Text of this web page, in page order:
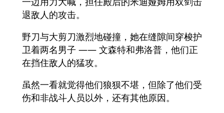
退敌人的攻击。
野刀与大剪刀激烈地碰撞，她在缝隙间穿梭护
卫着两名男子 —— 文森特和弗洛普，他们正
在挡住敌人的猛攻。
虽然一看就觉得他们狼狈不堪，但除了他们受
伤和非战斗人员以外，还有其他原因。